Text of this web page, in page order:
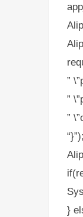
”
”
”
“}”);
}